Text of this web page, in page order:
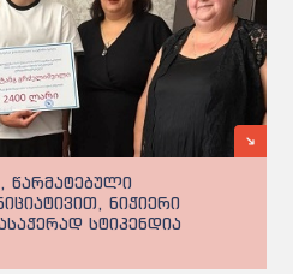
წარმატებული
ნიჭიერი
სტიპენდია